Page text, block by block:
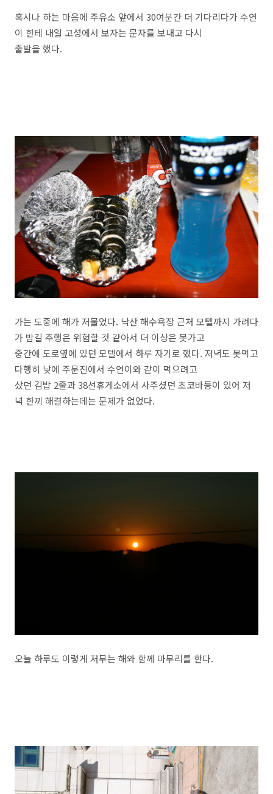
혹시나 하는 마음에 주유소 앞에서 30여분간 더 기다리다가 수연
이 한테 내일 고성에서 보자는 문자를 보내고 다시
출발을 했다.
가는 도중에 해가 저물었다. 낙산 해수욕장 근처 모텔까지 가려다
가 밤길 주행은 위험할 것 같아서 더 이상은 못가고
중간에 도로옆에 있던 모텔에서 하루 자기로 했다. 저녁도 못먹고
다행히 낮에 주문진에서 수연이와 같이 먹으려고
샀던 김밥 2줄과 38선휴게소에서 사주셨던 초코바등이 있어 저
녁 한끼 해결하는데는 문제가 없었다.
오늘 하루도 이렇게 저무는 해와 함께 마무리를 한다.